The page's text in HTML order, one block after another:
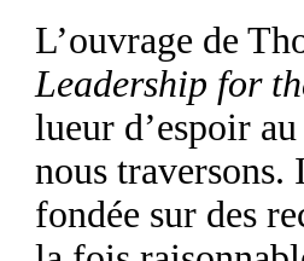
L’ouvrage de
Leadership for
lueur d’espoir
nous traversons.
fondée sur des